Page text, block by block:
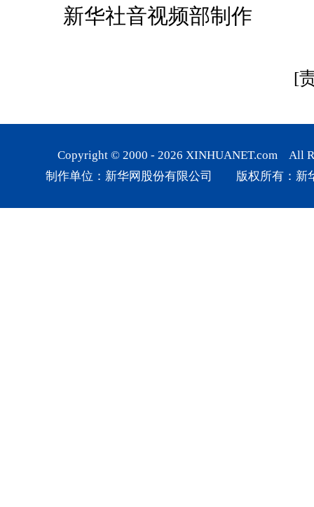
新华社音视频部制作
[
Copyright © 2000 - 2026 XINHUANET.com All
制作单位：新华网股份有限公司 版权所有：新